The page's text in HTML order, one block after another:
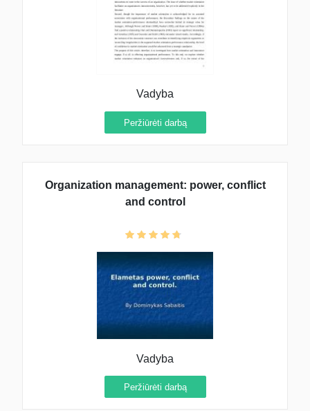
Vadyba
Peržiūrėti darbą
Organization management: power, conflict
and control
Vadyba
Peržiūrėti darbą